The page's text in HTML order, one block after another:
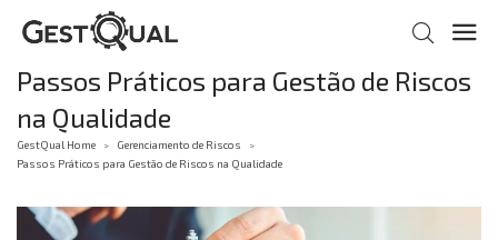
Passos Práticos para Gestão de Riscos
na Qualidade
GestQual Home > Gerenciamento de Riscos >
Passos Práticos para Gestão de Riscos na Qualidade